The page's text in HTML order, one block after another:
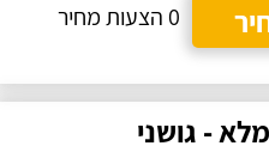
0 הצעות מחיר
- גושני